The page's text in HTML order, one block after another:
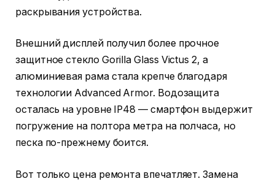
раскрывания устройства.
Внешний дисплей получил более прочное
защитное стекло Gorilla Glass Victus 2, а
алюминиевая рама стала крепче благодаря
технологии Advanced Armor. Водозащита
осталась на уровне IP48 — смартфон выдержит
погружение на полтора метра на полчаса, но
песка по-прежнему боится.
Вот только цена ремонта впечатляет. Замена